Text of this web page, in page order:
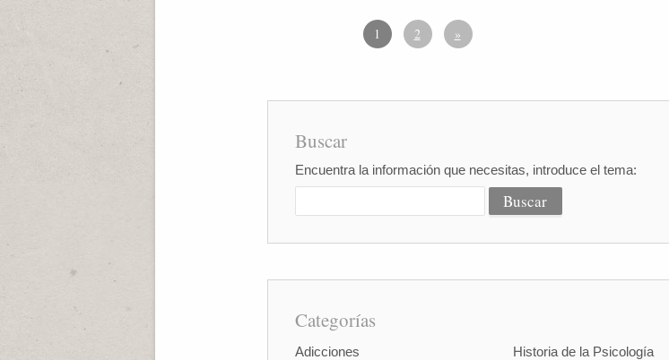
1 2 »
Buscar
Encuentra la información que necesitas, introduce el tema:
Categorías
Adicciones
Historia de la Psicología